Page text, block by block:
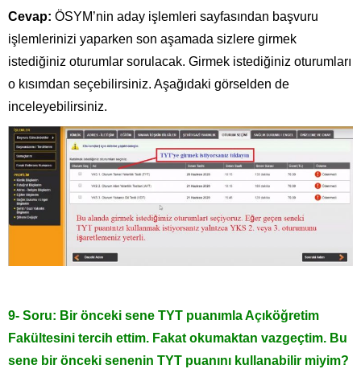
Cevap: ÖSYM’nin aday işlemleri sayfasından başvuru
işlemlerinizi yaparken son aşamada sizlere girmek
istediğiniz oturumlar sorulacak. Girmek istediğiniz oturumları
o kısımdan seçebilirsiniz. Aşağıdaki görselden de
inceleyebilirsiniz.
9- Soru: Bir önceki sene TYT puanımla Açıköğretim
Fakültesini tercih ettim. Fakat okumaktan vazgeçtim. Bu
sene bir önceki senenin TYT puanını kullanabilir miyim?